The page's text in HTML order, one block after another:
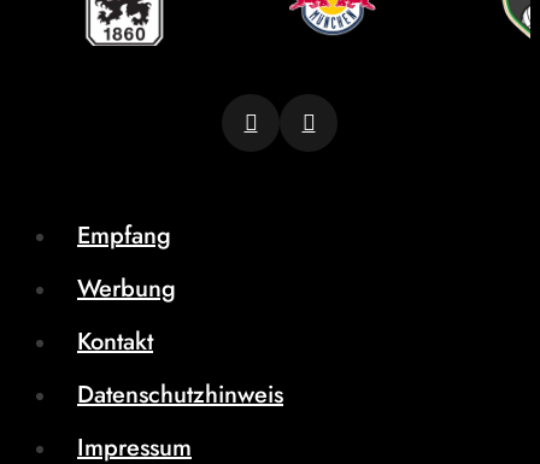
Empfang
Werbung
Kontakt
Datenschutzhinweis
Impressum